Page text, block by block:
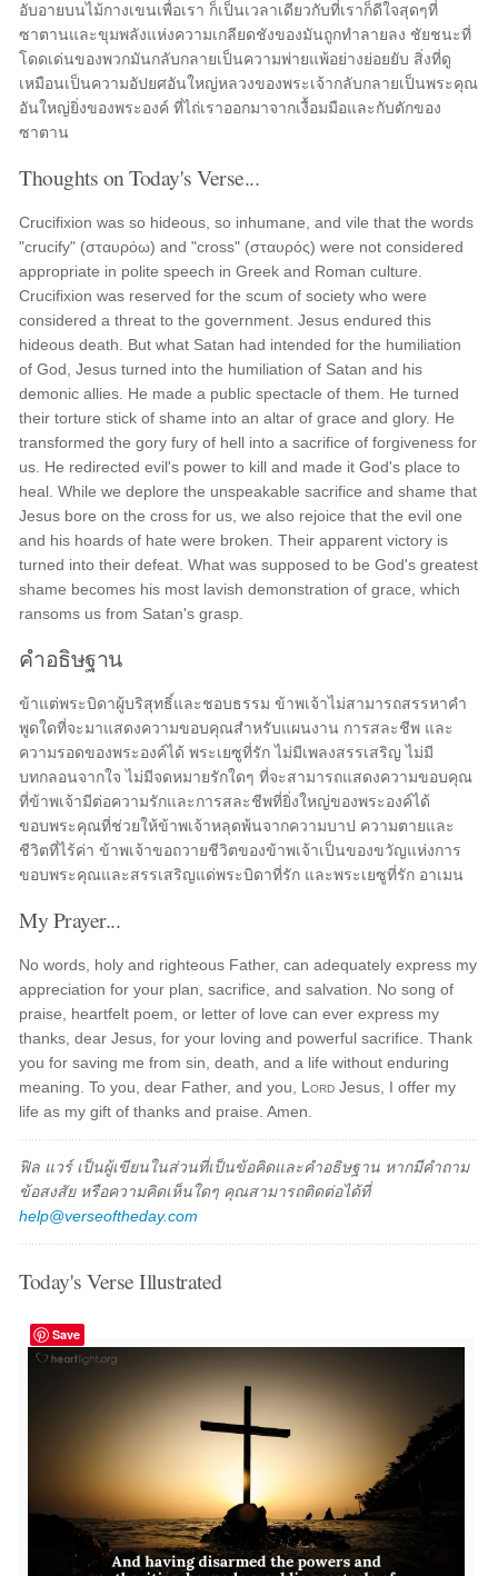
อับอายบนไม้กางเขนเพื่อเรา ก็เป็นเวลาเดียวกับที่เราก็ดีใจสุดๆที่
ซาตานและขุมพลังแห่งความเกลียดชังของมันถูกทำลายลง ชัยชนะที่
โดดเด่นของพวกมันกลับกลายเป็นความพ่ายแพ้อย่างย่อยยับ สิ่งที่ดู
เหมือนเป็นความอัปยศอันใหญ่หลวงของพระเจ้ากลับกลายเป็นพระคุณ
อันใหญ่ยิ่งของพระองค์ ที่ไถ่เราออกมาจากเงื้อมมือและกับดักของ
ซาตาน
Thoughts on Today's Verse...
Crucifixion was so hideous, so inhumane, and vile that the words
"crucify" (σταυρόω) and "cross" (σταυρός) were not considered
appropriate in polite speech in Greek and Roman culture.
Crucifixion was reserved for the scum of society who were
considered a threat to the government. Jesus endured this
hideous death. But what Satan had intended for the humiliation
of God, Jesus turned into the humiliation of Satan and his
demonic allies. He made a public spectacle of them. He turned
their torture stick of shame into an altar of grace and glory. He
transformed the gory fury of hell into a sacrifice of forgiveness for
us. He redirected evil's power to kill and made it God's place to
heal. While we deplore the unspeakable sacrifice and shame that
Jesus bore on the cross for us, we also rejoice that the evil one
and his hoards of hate were broken. Their apparent victory is
turned into their defeat. What was supposed to be God's greatest
shame becomes his most lavish demonstration of grace, which
ransoms us from Satan's grasp.
คำอธิษฐาน
ข้าแต่พระบิดาผู้บริสุทธิ์และชอบธรรม ข้าพเจ้าไม่สามารถสรรหาคำ
พูดใดที่จะมาแสดงความขอบคุณสำหรับแผนงาน การสละชีพ และ
ความรอดของพระองค์ได้ พระเยซูที่รัก ไม่มีเพลงสรรเสริญ ไม่มี
บทกลอนจากใจ ไม่มีจดหมายรักใดๆ ที่จะสามารถแสดงความขอบคุณ
ที่ข้าพเจ้ามีต่อความรักและการสละชีพที่ยิ่งใหญ่ของพระองค์ได้
ขอบพระคุณที่ช่วยให้ข้าพเจ้าหลุดพ้นจากความบาป ความตายและ
ชีวิตที่ไร้ค่า ข้าพเจ้าขอถวายชีวิตของข้าพเจ้าเป็นของขวัญแห่งการ
ขอบพระคุณและสรรเสริญแด่พระบิดาที่รัก และพระเยซูที่รัก อาเมน
My Prayer...
No words, holy and righteous Father, can adequately express my
appreciation for your plan, sacrifice, and salvation. No song of
praise, heartfelt poem, or letter of love can ever express my
thanks, dear Jesus, for your loving and powerful sacrifice. Thank
you for saving me from sin, death, and a life without enduring
meaning. To you, dear Father, and you, Lord Jesus, I offer my
life as my gift of thanks and praise. Amen.
ฟิล แวร์ เป็นผู้เขียนในส่วนที่เป็นข้อคิดและคำอธิษฐาน หากมีคำถาม
ข้อสงสัย หรือความคิดเห็นใดๆ คุณสามารถติดต่อได้ที่
help@verseoftheday.com
Today's Verse Illustrated
Save